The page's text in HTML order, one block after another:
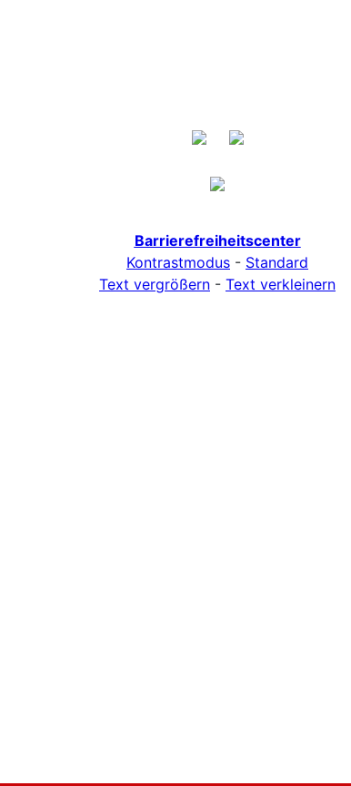
Barrierefreiheitscenter
Kontrastmodus - Standard
Text vergrößern - Text verkleinern